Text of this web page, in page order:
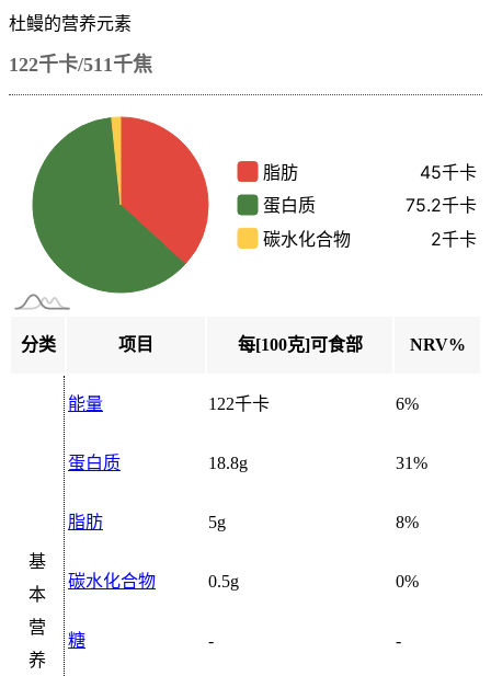
杜鳗的营养元素
122千卡/511千焦
分类 项目 每[100克]可食部 NRV%
基
本
营
养
能量 122千卡 6%
蛋白质 18.8g 31%
脂肪 5g 8%
碳水化合物 0.5g 0%
糖 - -